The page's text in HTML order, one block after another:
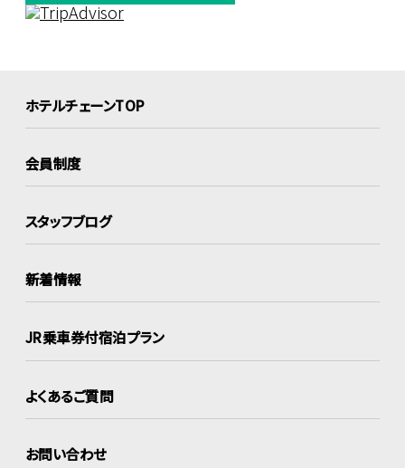
ホテルチェーンTOP
会員制度
スタッフブログ
新着情報
JR乗車券付宿泊プラン
よくあるご質問
お問い合わせ